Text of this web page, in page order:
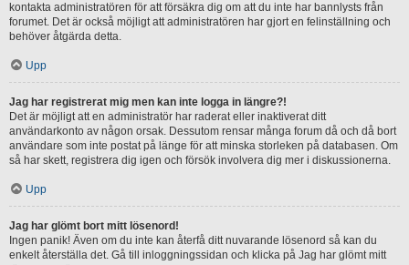
kontakta administratören för att försäkra dig om att du inte har bannlysts från
forumet. Det är också möjligt att administratören har gjort en felinställning och
behöver åtgärda detta.
Upp
Jag har registrerat mig men kan inte logga in längre?!
Det är möjligt att en administratör har raderat eller inaktiverat ditt
användarkonto av någon orsak. Dessutom rensar många forum då och då bort
användare som inte postat på länge för att minska storleken på databasen. Om
så har skett, registrera dig igen och försök involvera dig mer i diskussionerna.
Upp
Jag har glömt bort mitt lösenord!
Ingen panik! Även om du inte kan återfå ditt nuvarande lösenord så kan du
enkelt återställa det. Gå till inloggningssidan och klicka på Jag har glömt mitt